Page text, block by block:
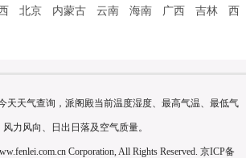
北京 内蒙古 云南 海南 广西 吉林 西
天天气查询，派阁殿当前温度湿度、最高气温、最低气
风力风向、日出日落及空气质量。
Corporation, All Rights Reserved. 京ICP备